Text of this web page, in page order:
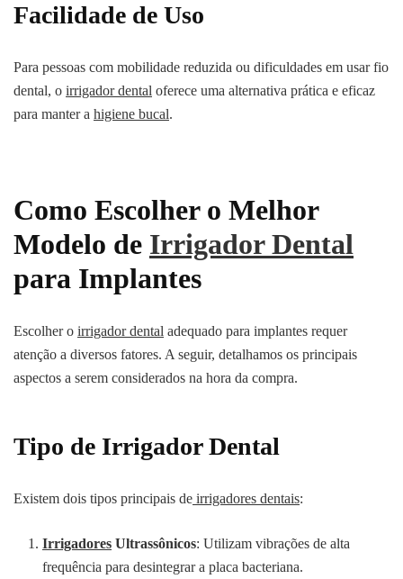
Facilidade de Uso
Para pessoas com mobilidade reduzida ou dificuldades em usar fio
dental, o irrigador dental oferece uma alternativa prática e eficaz
para manter a higiene bucal.
Como Escolher o Melhor
Modelo de Irrigador Dental
para Implantes
Escolher o irrigador dental adequado para implantes requer
atenção a diversos fatores. A seguir, detalhamos os principais
aspectos a serem considerados na hora da compra.
Tipo de Irrigador Dental
Existem dois tipos principais de irrigadores dentais:
Irrigadores Ultrassônicos: Utilizam vibrações de alta
frequência para desintegrar a placa bacteriana.